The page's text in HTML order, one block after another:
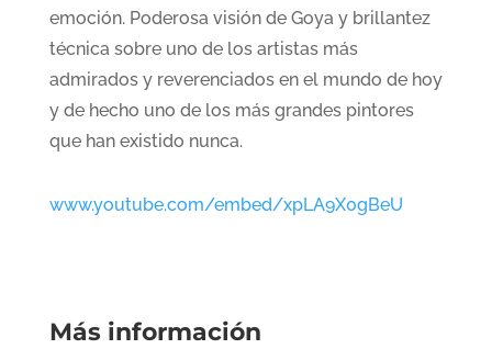
emoción. Poderosa visión de Goya y brillantez
técnica sobre uno de los artistas más
admirados y reverenciados en el mundo de hoy
y de hecho uno de los más grandes pintores
que han existido nunca.
www.youtube.com/embed/xpLA9X0gBeU
Más información